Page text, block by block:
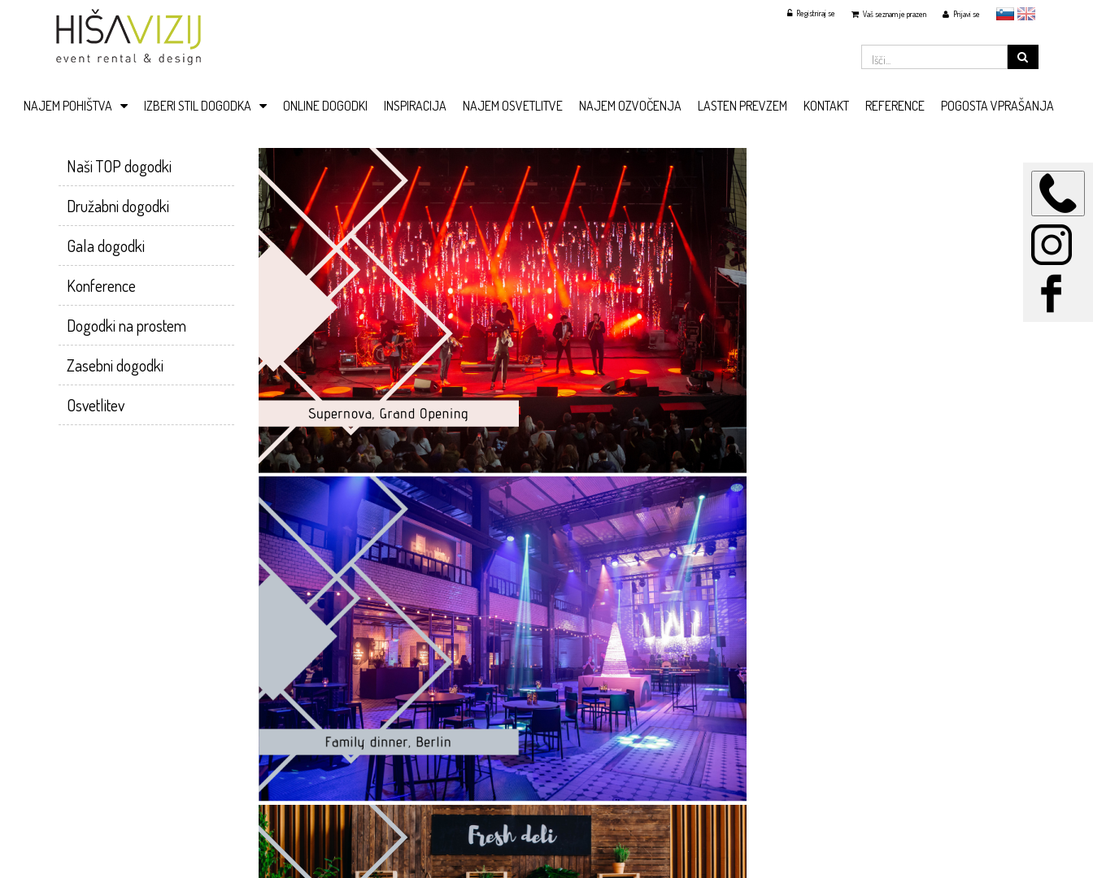
slovensko
EnglishPrijavi se
Vaš seznam je prazen
Registriraj se
NAJEM POHIŠTVA IZBERI STIL DOGODKA ONLINE DOGODKI INSPIRACIJA NAJEM OSVETLITVE NAJEM OZVOČENJA LASTEN PREVZEM KONTAKT REFERENCE POGOSTA VPRAŠANJA
Naši TOP dogodki
Družabni dogodki
Gala dogodki
Konference
Dogodki na prostem
Zasebni dogodki
Osvetlitev